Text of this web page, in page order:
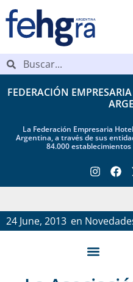
FEDERACIÓN
La Federación Empresaria
Argentina, a través de sus
84.000
24 June, 2013 en